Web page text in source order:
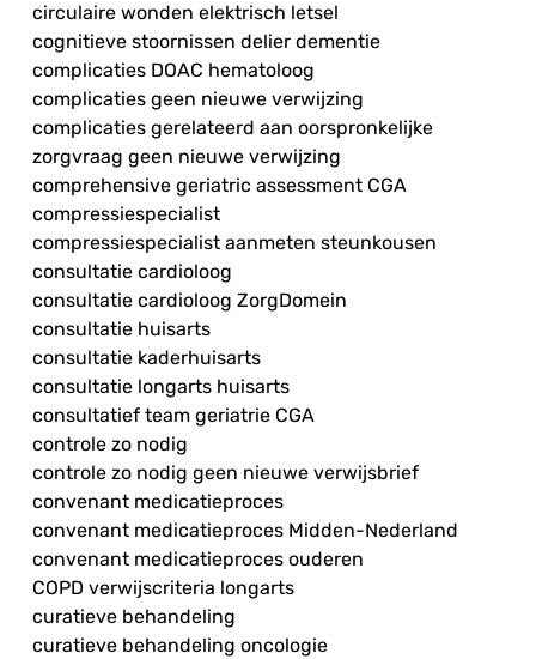
circulaire wonden elektrisch letsel
cognitieve stoornissen delier dementie
complicaties DOAC hematoloog
complicaties geen nieuwe verwijzing
complicaties gerelateerd aan oorspronkelijke
zorgvraag geen nieuwe verwijzing
comprehensive geriatric assessment CGA
compressiespecialist
compressiespecialist aanmeten steunkousen
consultatie cardioloog
consultatie cardioloog ZorgDomein
consultatie huisarts
consultatie kaderhuisarts
consultatie longarts huisarts
consultatief team geriatrie CGA
controle zo nodig
controle zo nodig geen nieuwe verwijsbrief
convenant medicatieproces
convenant medicatieproces Midden-Nederland
convenant medicatieproces ouderen
COPD verwijscriteria longarts
curatieve behandeling
curatieve behandeling oncologie